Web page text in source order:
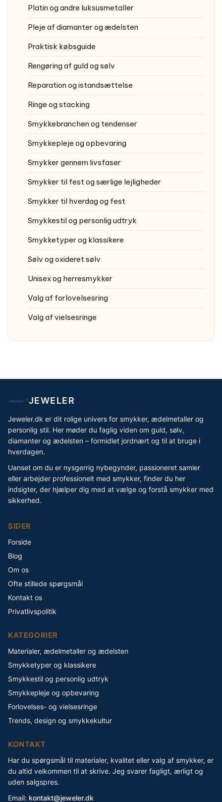
Platin og andre luksusmetaller
Pleje af diamanter og ædelsten
Praktisk købsguide
Rengøring af guld og sølv
Reparation og istandsættelse
Ringe og stacking
Smykkebranchen og tendenser
Smykkepleje og opbevaring
Smykker gennem livsfaser
Smykker til fest og særlige lejligheder
Smykker til hverdag og fest
Smykkestil og personlig udtryk
Smykketyper og klassikere
Sølv og oxideret sølv
Unisex og herresmykker
Valg af forlovelsesring
Valg af vielsesringe
JEWELER
Jeweler.dk er dit rolige univers for smykker, ædelmetaller og
personlig stil. Her møder du faglig viden om guld, sølv,
diamanter og ædelsten – formidlet jordnært og til at bruge i
hverdagen.
Uanset om du er nysgerrig nybegynder, passioneret samler
eller arbejder professionelt med smykker, finder du her
indsigter, der hjælper dig med at vælge og forstå smykker med
sikkerhed.
SIDER
Forside
Blog
Om os
Ofte stillede spørgsmål
Kontakt os
Privatlivspolitik
KATEGORIER
Materialer, ædelmetaller og ædelsten
Smykketyper og klassikere
Smykkestil og personlig udtryk
Smykkepleje og opbevaring
Forlovelses- og vielsesringe
Trends, design og smykkekultur
KONTAKT
Har du spørgsmål til materialer, kvalitet eller valg af smykker, er
du altid velkommen til at skrive. Jeg svarer fagligt, ærligt og
uden salgspres.
Email: kontakt@jeweler.dk